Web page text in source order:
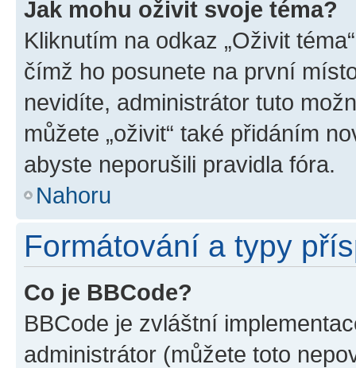
Jak mohu oživit svoje téma?
Kliknutím na odkaz „Oživit
čímž ho posunete na první
nevidíte, administrátor tuto
můžete „oživit“ také přidáním
abyste neporušili pravidla fóra.
Nahoru
Formátování a typy
Co je BBCode?
BBCode je zvláštní
administrátor (můžete toto